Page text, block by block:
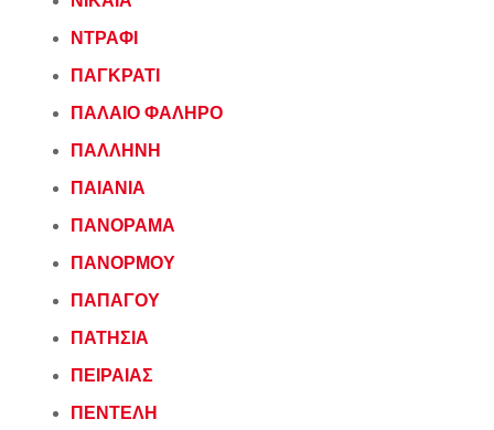
ΝΤΡΑΦΙ
ΠΑΓΚΡΑΤΙ
ΠΑΛΑΙΟ ΦΑΛΗΡΟ
ΠΑΛΛΗΝΗ
ΠΑΙΑΝΙΑ
ΠΑΝΟΡΑΜΑ
ΠΑΝΟΡΜΟΥ
ΠΑΠΑΓΟΥ
ΠΑΤΗΣΙΑ
ΠΕΙΡΑΙΑΣ
ΠΕΝΤΕΛΗ